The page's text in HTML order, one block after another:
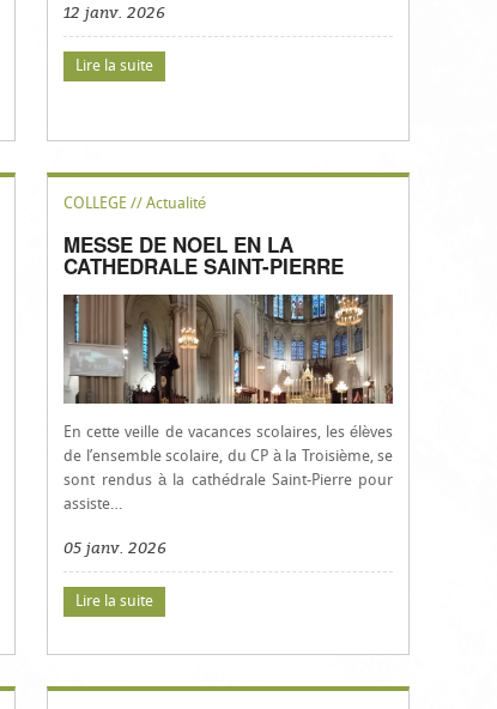
12 janv. 2026
Lire la suite
COLLEGE // Actualité
MESSE DE NOEL EN LA
CATHEDRALE SAINT-PIERRE
En cette veille de vacances scolaires, les élèves
de l’ensemble scolaire, du CP à la Troisième, se
sont rendus à la cathédrale Saint-Pierre pour
assiste…
05 janv. 2026
Lire la suite